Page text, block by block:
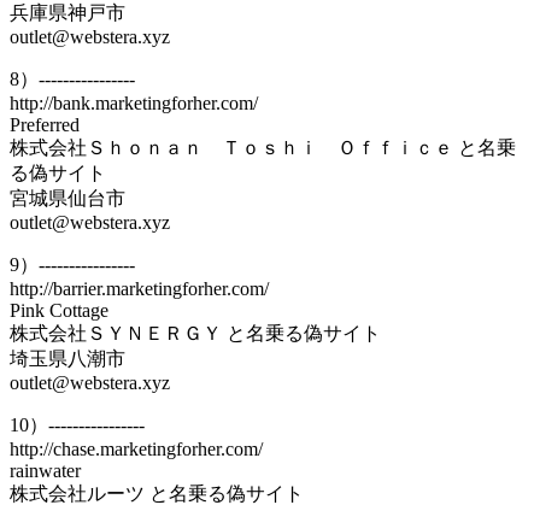
兵庫県神戸市
outlet@webstera.xyz
8）----------------
http://bank.marketingforher.com/
Preferred
株式会社Ｓｈｏｎａｎ Ｔｏｓｈｉ Ｏｆｆｉｃｅ と名乗
る偽サイト
宮城県仙台市
outlet@webstera.xyz
9）----------------
http://barrier.marketingforher.com/
Pink Cottage
株式会社ＳＹＮＥＲＧＹ と名乗る偽サイト
埼玉県八潮市
outlet@webstera.xyz
10）----------------
http://chase.marketingforher.com/
rainwater
株式会社ルーツ と名乗る偽サイト